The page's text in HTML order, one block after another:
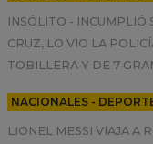
INSÓLITO - INCUMPLIÓ
CRUZ, LO VIO LA
TOBILLERA Y DE 7
NACIONALES -
LIONEL MESSI VIAJA A